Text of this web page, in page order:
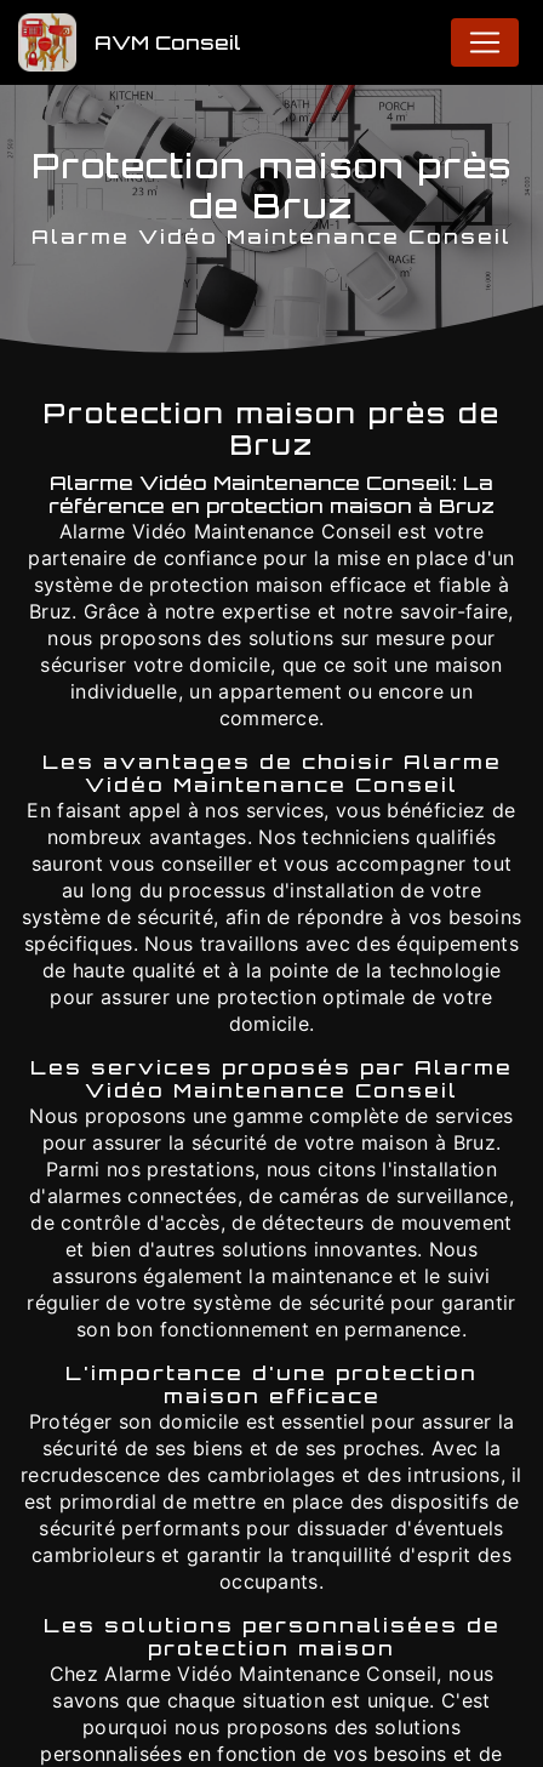
AVM Conseil
Protection maison près
de Bruz
Alarme Vidéo Maintenance Conseil
Protection maison près de
Bruz
Alarme Vidéo Maintenance Conseil: La
référence en protection maison à Bruz
Alarme Vidéo Maintenance Conseil est votre
partenaire de confiance pour la mise en place d'un
système de protection maison efficace et fiable à
Bruz. Grâce à notre expertise et notre savoir-faire,
nous proposons des solutions sur mesure pour
sécuriser votre domicile, que ce soit une maison
individuelle, un appartement ou encore un
commerce.
Les avantages de choisir Alarme
Vidéo Maintenance Conseil
En faisant appel à nos services, vous bénéficiez de
nombreux avantages. Nos techniciens qualifiés
sauront vous conseiller et vous accompagner tout
au long du processus d'installation de votre
système de sécurité, afin de répondre à vos besoins
spécifiques. Nous travaillons avec des équipements
de haute qualité et à la pointe de la technologie
pour assurer une protection optimale de votre
domicile.
Les services proposés par Alarme
Vidéo Maintenance Conseil
Nous proposons une gamme complète de services
pour assurer la sécurité de votre maison à Bruz.
Parmi nos prestations, nous citons l'installation
d'alarmes connectées, de caméras de surveillance,
de contrôle d'accès, de détecteurs de mouvement
et bien d'autres solutions innovantes. Nous
assurons également la maintenance et le suivi
régulier de votre système de sécurité pour garantir
son bon fonctionnement en permanence.
L'importance d'une protection
maison efficace
Protéger son domicile est essentiel pour assurer la
sécurité de ses biens et de ses proches. Avec la
recrudescence des cambriolages et des intrusions, il
est primordial de mettre en place des dispositifs de
sécurité performants pour dissuader d'éventuels
cambrioleurs et garantir la tranquillité d'esprit des
occupants.
Les solutions personnalisées de
protection maison
Chez Alarme Vidéo Maintenance Conseil, nous
savons que chaque situation est unique. C'est
pourquoi nous proposons des solutions
personnalisées en fonction de vos besoins et de
Panneau de gestion des cookies